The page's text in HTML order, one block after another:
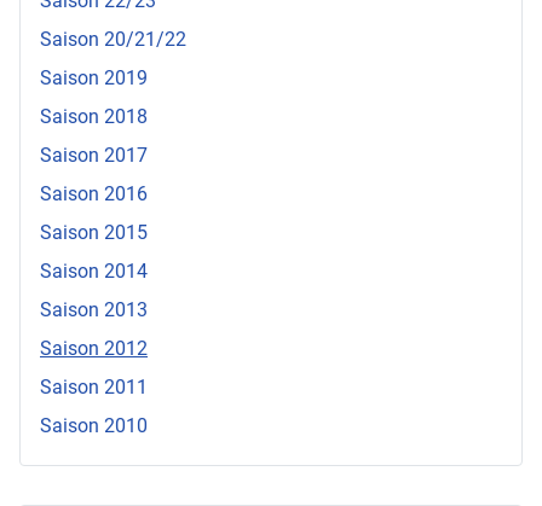
Saison 20/21/22
Saison 2019
Saison 2018
Saison 2017
Saison 2016
Saison 2015
Saison 2014
Saison 2013
Saison 2012
Saison 2011
Saison 2010